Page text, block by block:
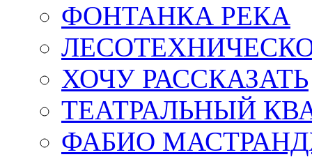
ФОНТАНКА РЕКА
ХОЧУ РАССКАЗАТЬ
ТЕАТРАЛЬНЫЙ
ФАБИО